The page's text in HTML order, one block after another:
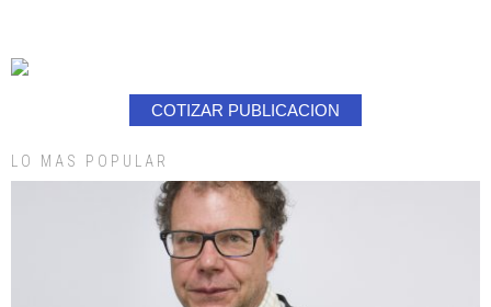
COTIZAR PUBLICACION
LO MAS POPULAR